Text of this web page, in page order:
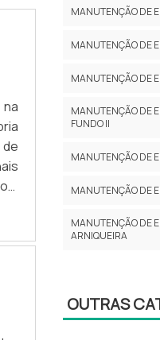
é
e
MANUTENÇÃO DE
MANUTENÇÃO DE
MANUTENÇÃO DE
MANUTENÇÃO DE
FUNDO II
MANUTENÇÃO DE
MANUTENÇÃO DE
MANUTENÇÃO DE
ARNIQUEIRA
OUTRAS